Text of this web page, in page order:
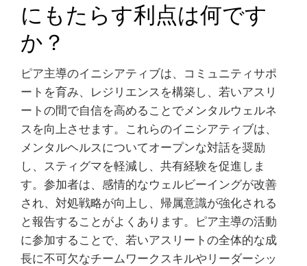
にもたらす利点は何です
か？
ピア主導のイニシアティブは、コミュニティサポ
ートを育み、レジリエンスを構築し、若いアスリ
ートの間で自信を高めることでメンタルウェルネ
スを向上させます。これらのイニシアティブは、
メンタルヘルスについてオープンな対話を奨励
し、スティグマを軽減し、共有経験を促進しま
す。参加者は、感情的なウェルビーイングが改善
され、対処戦略が向上し、帰属意識が強化される
と報告することがよくあります。ピア主導の活動
に参加することで、若いアスリートの全体的な成
長に不可欠なチームワークスキルやリーダーシッ